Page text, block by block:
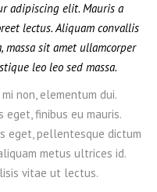
adipiscing elit. Mauris a
lectus. Aliquam convallis
massa sit amet ullamcorper
leo leo sed massa.
non, elementum dui.
eget, finibus eu mauris.
eget, pellentesque dictum
metus ultrices id.
vitae ut lectus.